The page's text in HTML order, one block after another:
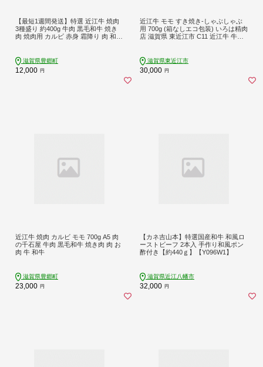
【最短1週間発送】特選 近江牛 焼肉
3種盛り 約400g 牛肉 黒毛和牛 焼き
肉 焼肉用 カルビ 赤身 霜降り 肉 和牛
滋賀県豊郷町
12,000 円
近江牛 モモ すき焼き-しゃぶしゃぶ
用 700g (箱なしエコ包装) いろは精肉
店 滋賀県 東近江市 C11 近江牛 牛肉
直送滋賀県東近江市
30,000 円
近江牛 焼肉 カルビ モモ 700g A5 肉
の千石屋 牛肉 黒毛和牛 焼き肉 肉 お
肉 牛 和牛
滋賀県豊郷町
23,000 円
【カネ吉山本】特選国産和牛 和風ロ
ーストビーフ 2本入 手作り和風ポン
酢付き【約440ｇ】【Y096W1】
滋賀県近江八幡市
32,000 円